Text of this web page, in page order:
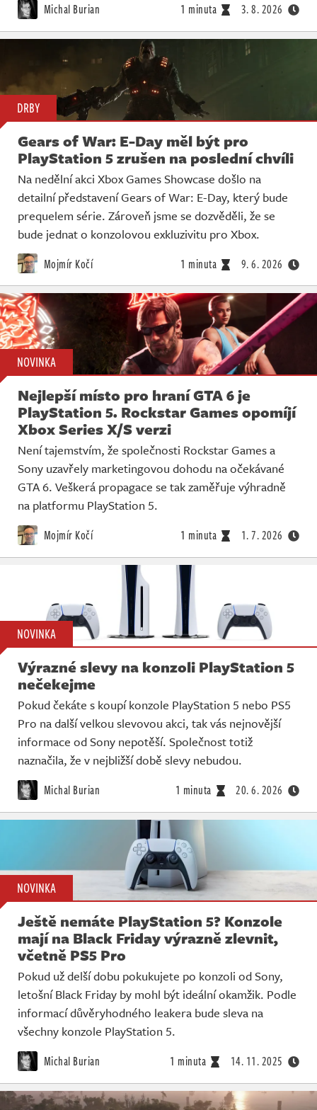
Michal Burian 1 minuta 3. 8. 2026
DRBY
Gears of War: E-Day měl být pro
PlayStation 5 zrušen na poslední chvíli
Na nedělní akci Xbox Games Showcase došlo na
detailní představení Gears of War: E-Day, který bude
prequelem série. Zároveň jsme se dozvěděli, že se
bude jednat o konzolovou exkluzivitu pro Xbox.
Mojmír Kočí 1 minuta 9. 6. 2026
NOVINKA
Nejlepší místo pro hraní GTA 6 je
PlayStation 5. Rockstar Games opomíjí
Xbox Series X/S verzi
Není tajemstvím, že společnosti Rockstar Games a
Sony uzavřely marketingovou dohodu na očekávané
GTA 6. Veškerá propagace se tak zaměřuje výhradně
na platformu PlayStation 5.
Mojmír Kočí 1 minuta 1. 7. 2026
NOVINKA
Výrazné slevy na konzoli PlayStation 5
nečekejme
Pokud čekáte s koupí konzole PlayStation 5 nebo PS5
Pro na další velkou slevovou akci, tak vás nejnovější
informace od Sony nepotěší. Společnost totiž
naznačila, že v nejbližší době slevy nebudou.
Michal Burian 1 minuta 20. 6. 2026
NOVINKA
Ještě nemáte PlayStation 5? Konzole
mají na Black Friday výrazně zlevnit,
včetně PS5 Pro
Pokud už delší dobu pokukujete po konzoli od Sony,
letošní Black Friday by mohl být ideální okamžik. Podle
informací důvěryhodného leakera bude sleva na
všechny konzole PlayStation 5.
Michal Burian 1 minuta 14. 11. 2025